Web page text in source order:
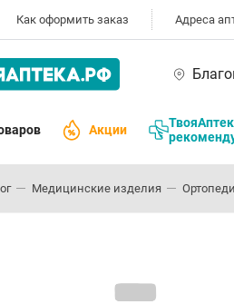
Как оформить заказ Адреса
Акции
Медицинские изделия